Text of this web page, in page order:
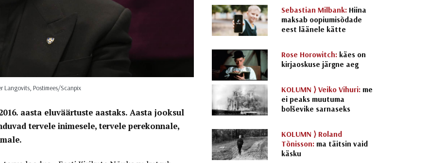
Langovits, Postimees/Scanpix
aasta eluväärtuste aastaks. Aasta jooksul
tervele inimesele, tervele perekonnale,
Sebastian Milbank: Hiina
maksab oopiumisõdade
eest läänele kätte
Rose Horowitch: käes on
kirjaoskuse järgne aeg
KOLUMN ⟩ Veiko Vihuri: me
ei peaks muutuma
bolševike sarnaseks
KOLUMN ⟩ Roland
Tõnisson: ma täitsin vaid
käsku